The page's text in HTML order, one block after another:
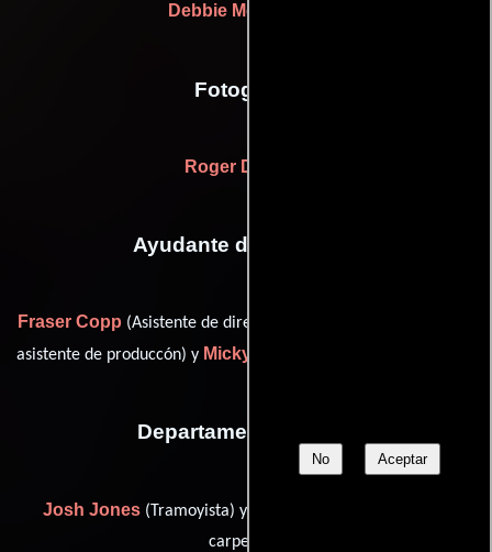
No Aceptar
Debbie McWilliams
Fotografia
Roger Deakins
Ayudante de dirección
Fraser Copp (Asistente de dirección),
asistente de produccón) y Micky Finch
Departamento de arte
Josh Jones (Tramoyista) y
carpenter)